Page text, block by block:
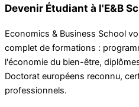
Devenir Étudiant à l'E&B
Economics & Business School
complet de formations :
l'économie du bien-être,
Doctorat européens reconnu,
professionnels.